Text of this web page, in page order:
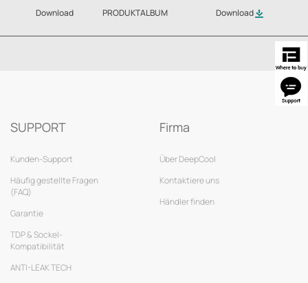
Download PRODUKTALBUM Download
SUPPORT
Kunden-Support
Häufig gestellte Fragen
(FAQ)
Garantie
TDP & Sockel-
Kompatibilität
ANTI-LEAK TECH
Firma
Über DeepCool
Kontaktiere uns
Händler finden